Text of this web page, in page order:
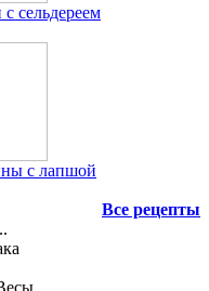
сельдереем
с лапшой
Все рецепты